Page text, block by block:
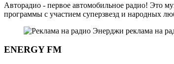
Авторадио - первое автомобильное радио! Это
программы с участием суперзвезд и народных
ENERGY FM